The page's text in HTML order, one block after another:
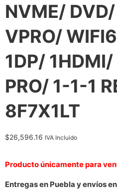
NVME/
VPRO/
1DP/ 1HDMI/
PRO/ 1-1-1
8F7X1LT
$26,596.16 IVA Incluido
Producto únicamente para
Entregas en Puebla y envíos